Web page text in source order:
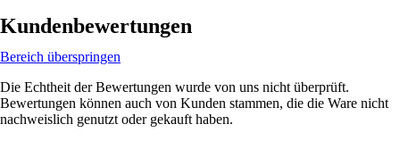
Kundenbewertungen
Bereich überspringen
Die Echtheit der Bewertungen wurde von uns nicht überprüft.
Bewertungen können auch von Kunden stammen, die die Ware nicht
nachweislich genutzt oder gekauft haben.